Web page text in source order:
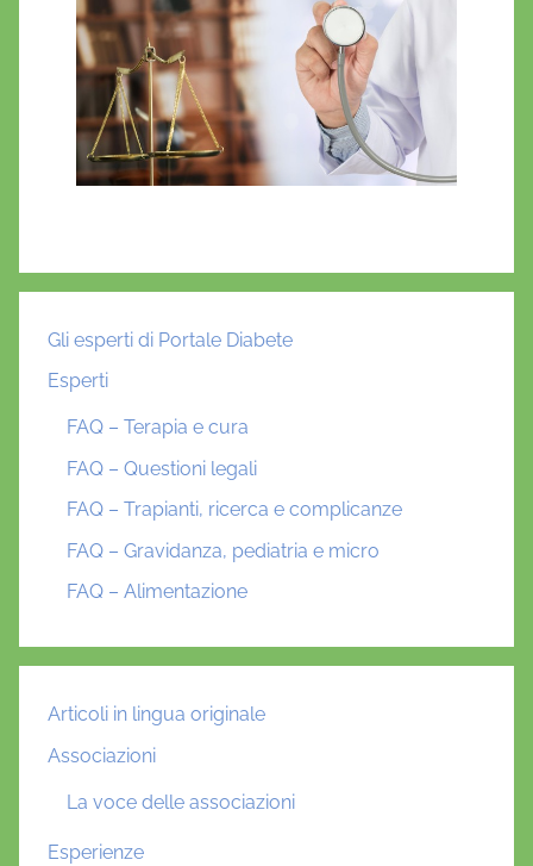
Gli esperti di Portale Diabete
Esperti
FAQ – Terapia e cura
FAQ – Questioni legali
FAQ – Trapianti, ricerca e complicanze
FAQ – Gravidanza, pediatria e micro
FAQ – Alimentazione
Articoli in lingua originale
Associazioni
La voce delle associazioni
Esperienze